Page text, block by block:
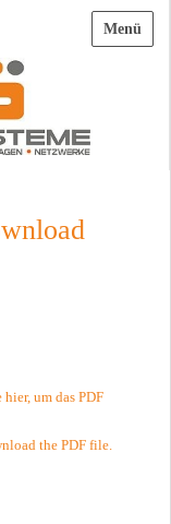
Menü
um das PDF
the PDF file.